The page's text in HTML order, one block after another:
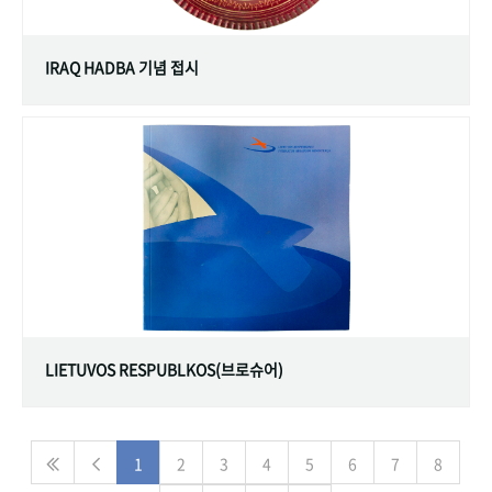
IRAQ HADBA 기념 접시
LIETUVOS RESPUBLKOS(브로슈어)
1 2 3 4 5 6 7 8